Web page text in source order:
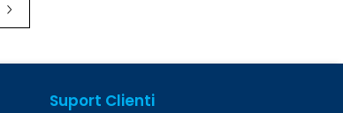
Suport Clienti